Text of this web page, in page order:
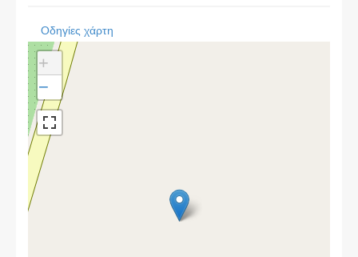
Οδηγίες χάρτη
+
−